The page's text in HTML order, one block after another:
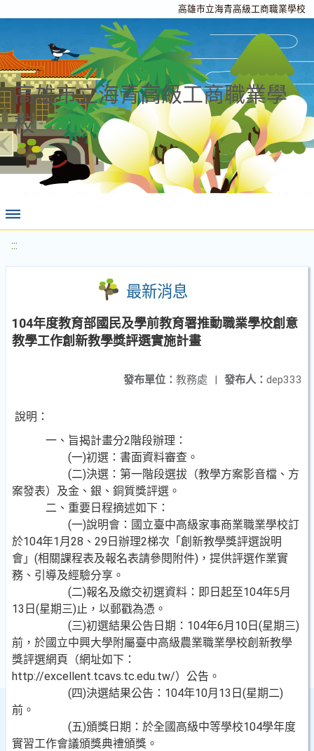
高雄市立海青高級工商職業學校
高雄市立海青高級工商職業學
校
:::
最新消息
104年度教育部國民及學前教育署推動職業學校創意
教學工作創新教學獎評選實施計畫
發布人： dep333
發布單位： 教務處 |
說明：
一、旨揭計畫分2階段辦理：
(一)初選：書面資料審查。
(二)決選：第一階段選拔（教學方案影音檔、方
案發表）及金、銀、銅質獎評選。
二、重要日程摘述如下：
(一)說明會：國立臺中高級家事商業職業學校訂
於104年1月28、29日辦理2梯次「創新教學獎評選說明
會」(相關課程表及報名表請參閱附件)，提供評選作業實
務、引導及經驗分享。
(二)報名及繳交初選資料：即日起至104年5月
13日(星期三)止，以郵戳為憑。
(三)初選結果公告日期：104年6月10日(星期三)
前，於國立中興大學附屬臺中高級農業職業學校創新教學
獎評選網頁（網址如下：
http://excellent.tcavs.tc.edu.tw/）公告。
(四)決選結果公告：104年10月13日(星期二)
前。
(五)頒獎日期：於全國高級中等學校104學年度
實習工作會議頒獎典禮頒獎。